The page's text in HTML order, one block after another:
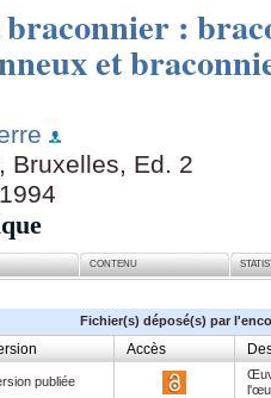
:
et
Bruxelles, Ed. 2
CONTENU
Fichier(s) déposé(s) par
Accès
publiée